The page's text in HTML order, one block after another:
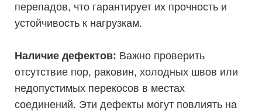
перепадов, что гарантирует их прочность и
устойчивость к нагрузкам.
Наличие дефектов: Важно проверить
отсутствие пор, раковин, холодных швов или
недопустимых перекосов в местах
соединений. Эти дефекты могут повлиять на